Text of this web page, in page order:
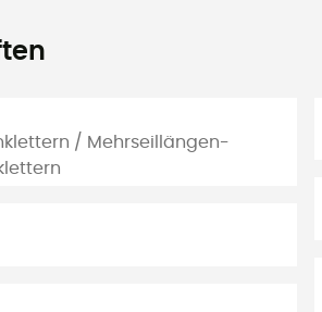
/ Mehrseillängen-